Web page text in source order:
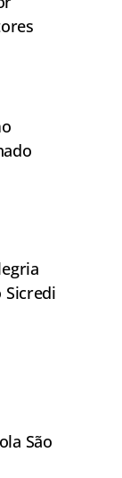
Sicredi
São